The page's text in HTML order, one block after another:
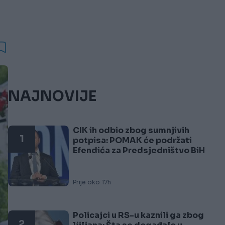
NAJNOVIJE
1
CIK ih odbio zbog sumnjivih
potpisa: POMAK će podržati
Efendića za Predsjedništvo BiH
Prije oko 17h
Policajci u RS-u kaznili ga zbog